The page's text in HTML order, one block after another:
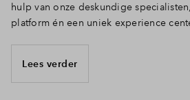
hulp van onze deskundige
platform én een uniek experience
Lees verder